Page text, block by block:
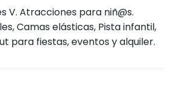
V. Atracciones para niñ@s.
Camas elásticas, Pista infantil,
para fiestas, eventos y alquiler.